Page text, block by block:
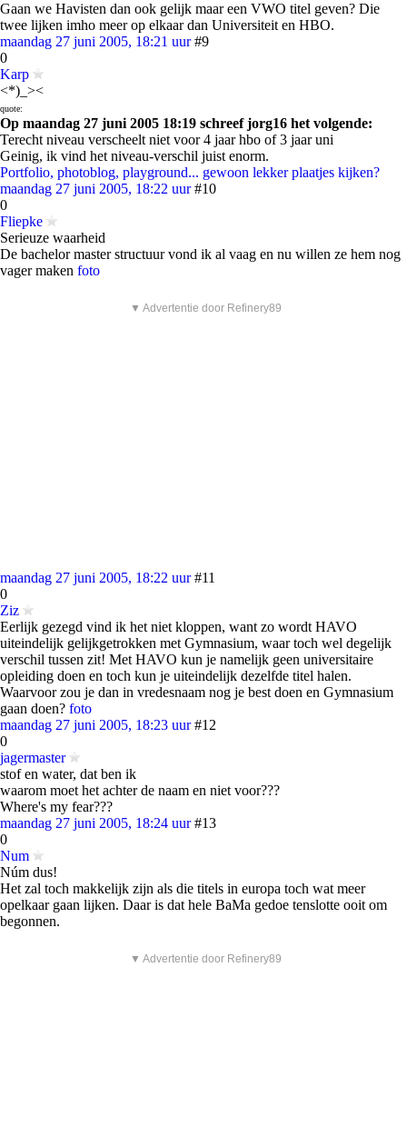
Gaan we Havisten dan ook gelijk maar een VWO titel geven? Die
twee lijken imho meer op elkaar dan Universiteit en HBO.
maandag 27 juni 2005, 18:21 uur #9
0
Karp
<*)_><
quote:
Op maandag 27 juni 2005 18:19 schreef jorg16 het volgende:
Terecht niveau verscheelt niet voor 4 jaar hbo of 3 jaar uni
Geinig, ik vind het niveau-verschil juist enorm.
Portfolio, photoblog, playground... gewoon lekker plaatjes kijken?
maandag 27 juni 2005, 18:22 uur #10
0
Fliepke
Serieuze waarheid
De bachelor master structuur vond ik al vaag en nu willen ze hem nog
vager maken foto
▼ Advertentie door Refinery89
maandag 27 juni 2005, 18:22 uur #11
0
Ziz
Eerlijk gezegd vind ik het niet kloppen, want zo wordt HAVO
uiteindelijk gelijkgetrokken met Gymnasium, waar toch wel degelijk
verschil tussen zit! Met HAVO kun je namelijk geen universitaire
opleiding doen en toch kun je uiteindelijk dezelfde titel halen.
Waarvoor zou je dan in vredesnaam nog je best doen en Gymnasium
gaan doen? foto
maandag 27 juni 2005, 18:23 uur #12
0
jagermaster
stof en water, dat ben ik
waarom moet het achter de naam en niet voor???
Where's my fear???
maandag 27 juni 2005, 18:24 uur #13
0
Num
Núm dus!
Het zal toch makkelijk zijn als die titels in europa toch wat meer
opelkaar gaan lijken. Daar is dat hele BaMa gedoe tenslotte ooit om
begonnen.
▼ Advertentie door Refinery89